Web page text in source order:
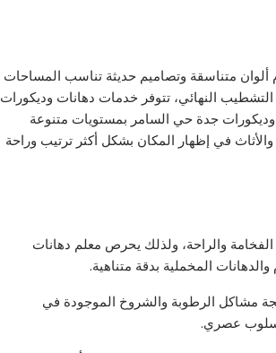
ألوان متناسقة وتصاميم حديثة تناسب المساحات
النهائي، تتوفر خدمات دهانات وديكورات
وديكورات جدة حي السامر بمستويات متنوعة
في إظهار المكان بشكل أكثر ترتيب وراحة
الفخامة والراحة، ولذلك يحرص معلم دهانات
المخملية بدقة متناهية.
مشاكل الرطوبة والشروخ الموجودة في
عصري.